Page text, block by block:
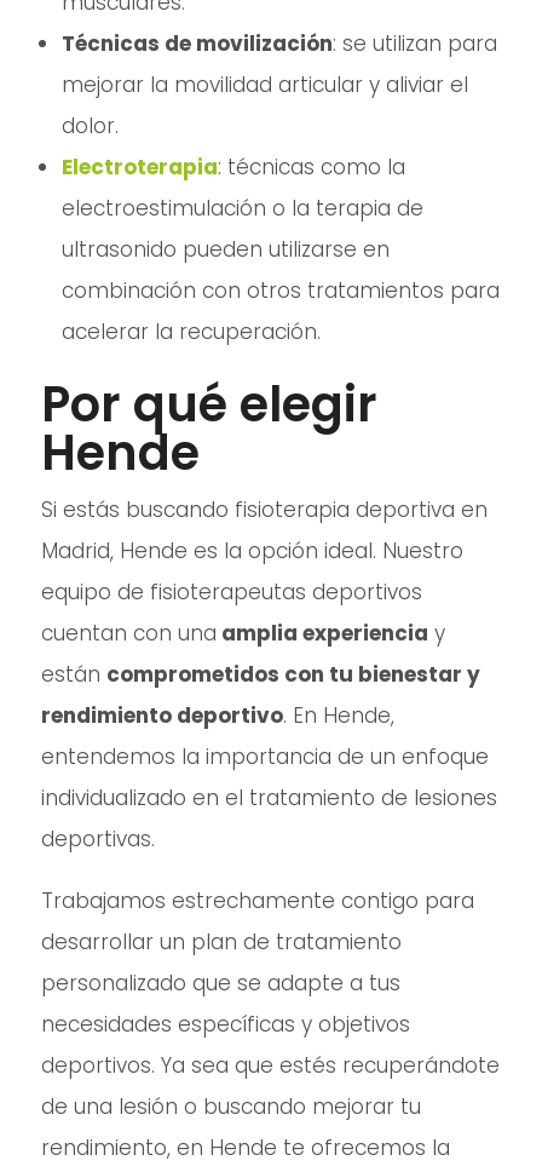
Técnicas de movilización: se utilizan para
mejorar la movilidad articular y aliviar el
dolor.
Electroterapia: técnicas como la
electroestimulación o la terapia de
ultrasonido pueden utilizarse en
combinación con otros tratamientos para
acelerar la recuperación.
Por qué elegir
Hende
Si estás buscando fisioterapia deportiva en
Madrid, Hende es la opción ideal. Nuestro
equipo de fisioterapeutas deportivos
cuentan con una amplia experiencia y
están comprometidos con tu bienestar y
rendimiento deportivo. En Hende,
entendemos la importancia de un enfoque
individualizado en el tratamiento de lesiones
deportivas.
Trabajamos estrechamente contigo para
desarrollar un plan de tratamiento
personalizado que se adapte a tus
necesidades específicas y objetivos
deportivos. Ya sea que estés recuperándote
de una lesión o buscando mejorar tu
rendimiento, en Hende te ofrecemos la